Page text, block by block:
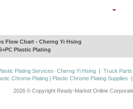
Flow Chart - Cherng Yi Hsing
Plastic Plating
Plating Services- Cherng Yi Hsing | Truck Parts
Chrome Plating | Plastic Chrome Plating Supplies
2026 © Copyright Ready-Market Online